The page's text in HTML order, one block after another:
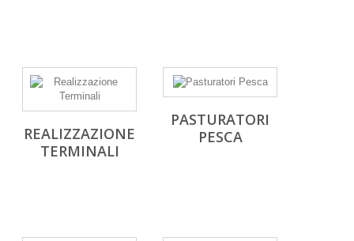
REALIZZAZIONE
TERMINALI
PASTURATORI
PESCA